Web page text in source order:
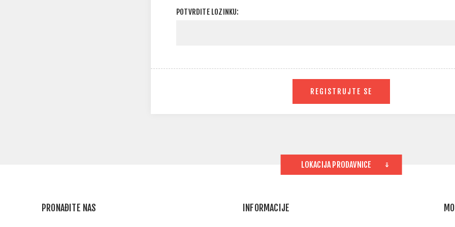
POTVRDITE LOZINKU:
REGISTRUJTE SE
LOKACIJA PRODAVNICE
PRONAĐITE NAS INFORMACIJE